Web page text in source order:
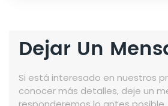
Dejar Un
Si está interesado en nuestros
conocer más detalles, deje un